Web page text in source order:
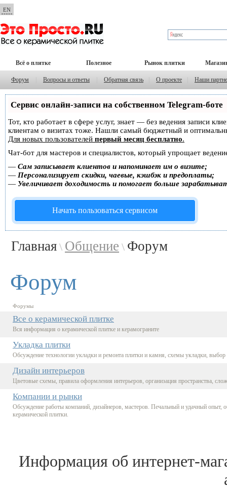
EN
Всё о плитке Полезное Рынок плитки
Форум Вопросы и ответы Обратная связь О проекте Наши
Сервис онлайн-записи на собственном Telegram-боте
Тот, кто работает в сфере услуг, знает — без ведения записи
клиентам о визитах тоже. Нашли самый бюджетный и
Для новых пользователей первый месяц бесплатно.
Чат-бот для мастеров и специалистов, который упрощает
— Сам записывает клиентов и напоминает им о визите;
— Персонализирует скидки, чаевые, кэшбэк и предоплаты;
— Увеличивает доходимость и помогает больше
Начать пользоваться сервисом
Главная \ Общение \ Форум
Форум
Форумы
Все о керамической плитке
Вся информация о керамической плитке и керамограните
Укладка плитки
Обсуждение технологии укладки и ремонта плитки и камня, схемы укладки, выбор
Дизайн интерьеров
Цветовые схемы, правила оформления интерьеров, организация пространства,
Компании и рынки
Обсуждение работы компаний, дизайнеров, мастеров. Печальный и удачный опыт,
керамической плитки.
Информация об интернет-